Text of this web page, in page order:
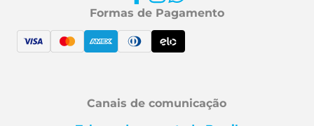
Formas de Pagamento
Canais de comunicação